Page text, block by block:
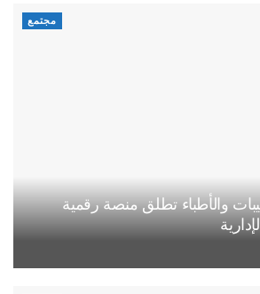
مجتمع
والأطباء تطلق منصة رقمية